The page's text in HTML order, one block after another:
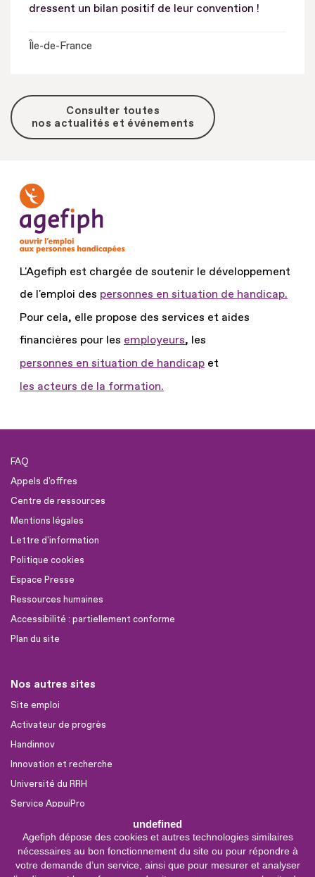
undefined
Agefiph dépose des cookies et autres technologies similaires
nécessaires au bon fonctionnement du site ou pour répondre à
votre demande d’un service, ainsi que pour mesurer et analyser
dressent un bilan positif de leur convention !
Île-de-France
Consulter toutes
nos actualités et événements
L'Agefiph est chargée de soutenir le développement
de l'emploi des personnes en situation de handicap.
Pour cela, elle propose des services et aides
financières pour les employeurs, les
personnes en situation de handicap et
les acteurs de la formation.
FAQ
Appels d'offres
Centre de ressources
Mentions légales
Lettre d'information
Politique cookies
Espace Presse
Ressources humaines
Accessibilité : partiellement conforme
Plan du site
Nos autres sites
Site emploi
Activateur de progrès
Handinnov
Innovation et recherche
Université du RRH
Service AppuiPro
Nous suivre
Youtube